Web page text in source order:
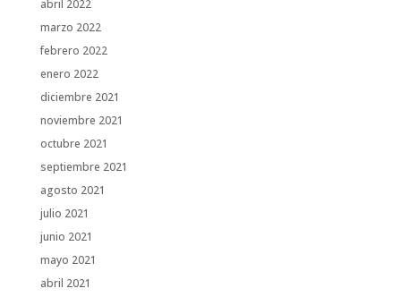
abril 2022
marzo 2022
febrero 2022
enero 2022
diciembre 2021
noviembre 2021
octubre 2021
septiembre 2021
agosto 2021
julio 2021
junio 2021
mayo 2021
abril 2021